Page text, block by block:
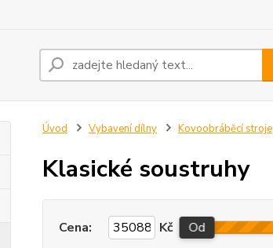
Úvod Vybavení dílny Kovoobráběcí stroje
Klasické soustruhy
Cena: Kč Od